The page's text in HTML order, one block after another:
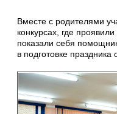
Вместе с родителями
конкурсах, где
показали себя
в подготовке праздника